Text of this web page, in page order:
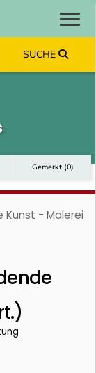
SUCHE
Gemerkt (0)
Kunst - Malerei